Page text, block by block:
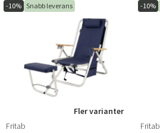
-10% Snabb leverans
Fler varianter
Fritab
-10%
Fritab